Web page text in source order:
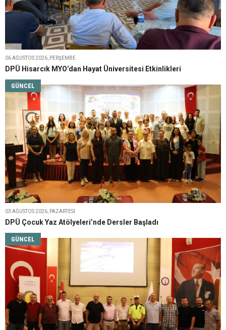
06 AĞUSTOS 2026, PERŞEMBE
DPÜ Hisarcık MYO’dan Hayat Üniversitesi Etkinlikleri
GÜNCEL
03 AĞUSTOS 2026, PAZARTESI
DPÜ Çocuk Yaz Atölyeleri’nde Dersler Başladı
GÜNCEL